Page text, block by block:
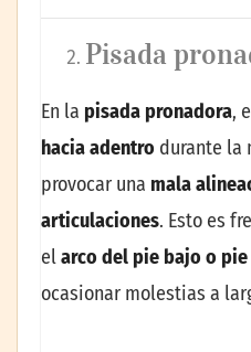
Pisada
En la pisada pronadora,
hacia adentro durante la
provocar una mala
articulaciones. Esto es
elarco del pie bajo o
ocasionar molestias a